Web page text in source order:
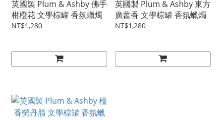
英國製 Plum & Ashby 佛手
柑橙花 文學棕罐 香氛蠟燭
NT$1,280
英國製 Plum & Ashby 東方
廣藿香 文學棕罐 香氛蠟燭
NT$1,280